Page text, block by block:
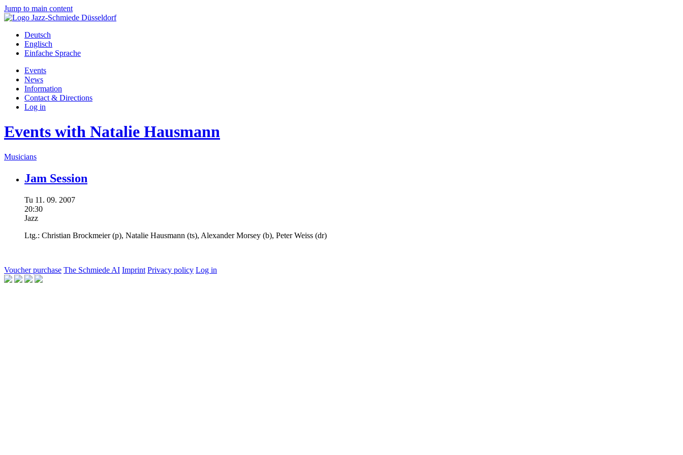
Jump to main content
Deutsch
Englisch
Einfache Sprache
Events
News
Information
Contact & Directions
Log in
Events with Natalie Hausmann
Musicians
Jam Session
Tu 11. 09. 2007
20:30
Jazz
Ltg.: Christian Brockmeier(p), Natalie Hausmann (ts), Alexander Morsey (b), Peter Weiss (dr)
Voucher purchase The Schmiede AI Imprint Privacy policy Log in